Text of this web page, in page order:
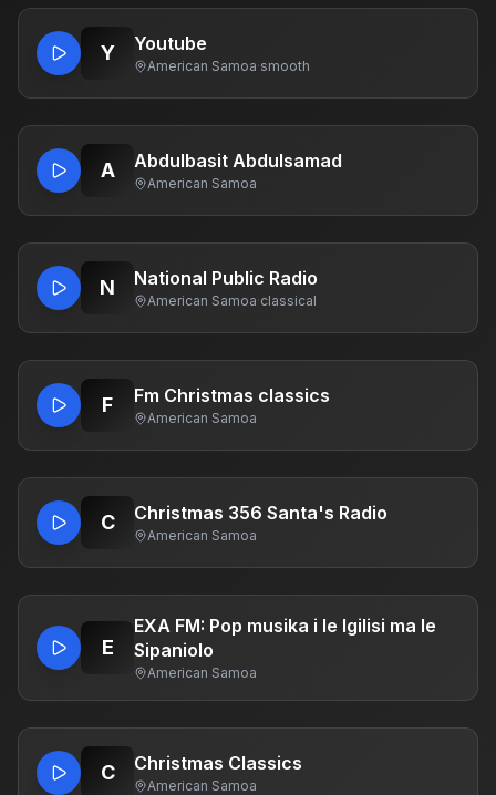
Y Youtube
American Samoa·smooth
A Abdulbasit Abdulsamad
American Samoa
N National Public Radio
American Samoa·classical
F Fm Christmas classics
American Samoa
C Christmas 356 Santa's Radio
American Samoa
E
EXA FM: Pop musika i le Igilisi ma le
Sipaniolo
American Samoa
C Christmas Classics
American Samoa